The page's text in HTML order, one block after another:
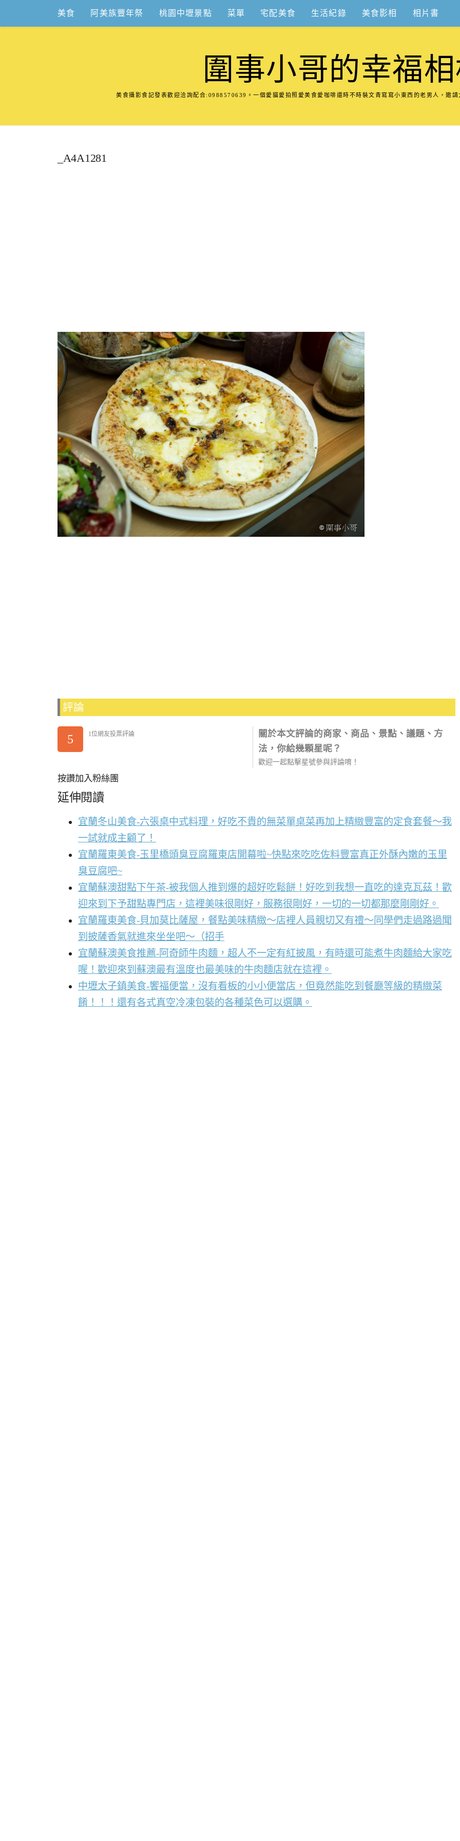
content
美食 阿美族豐年祭 桃園中壢景點 菜單 宅配美食 生活紀錄 美食影相 相片書
圍事小哥的幸福
美食攝影食記發表歡迎洽詢配合:0988570639。一個愛貓愛拍照愛美食愛咖啡還時不時裝文青寫寫小東西的老男人，邀
_A4A1281
評論
5 1位網友投票評論
關於本文評論的商家、商品、景點、議題、方
法，你給幾顆星呢？
歡迎一起點擊星號參與評論唷！
按讚加入粉絲團
延伸閱讀
宜蘭冬山美食-六張桌中式料理，好吃不貴的無菜單桌菜再加上精緻豐富的定食套餐～我
一試就成主顧了！
宜蘭羅東美食-玉里橋頭臭豆腐羅東店開幕啦~快點來吃吃佐料豐富真正外酥內嫩的玉里
臭豆腐吧~
宜蘭蘇澳甜點下午茶-被我個人推到爆的超好吃鬆餅！好吃到我想一直吃的達克瓦茲！歡
迎來到下予甜點專門店，這裡美味很剛好，服務很剛好，一切的一切都那麼剛剛好。
宜蘭羅東美食-貝加莫比薩屋，餐點美味精緻～店裡人員親切又有禮～同學們走過路過聞
到披薩香氣就進來坐坐吧～（招手
宜蘭蘇澳美食推薦-阿奇師牛肉麵，超人不一定有紅披風，有時還可能煮牛肉麵給大家吃
喔！歡迎來到蘇澳最有溫度也最美味的牛肉麵店就在這裡。
中壢太子鎮美食-饗福便當，沒有看板的小小便當店，但竟然能吃到餐廳等級的精緻菜
餚！！！還有各式真空冷凍包裝的各種菜色可以選購。